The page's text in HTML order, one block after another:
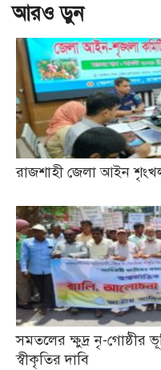
আরও ড়ুন
রাজশাহী জেলা আইন
সমতলের ক্ষুদ্র নৃ-গোষ্ঠীর
স্বীকৃতির দাবি